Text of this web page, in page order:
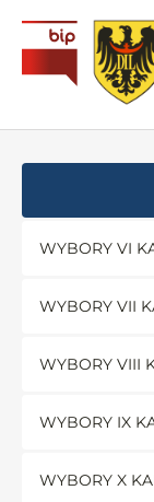
WYBORY VI
WYBORY VII
WYBORY VIII
WYBORY IX
WYBORY X